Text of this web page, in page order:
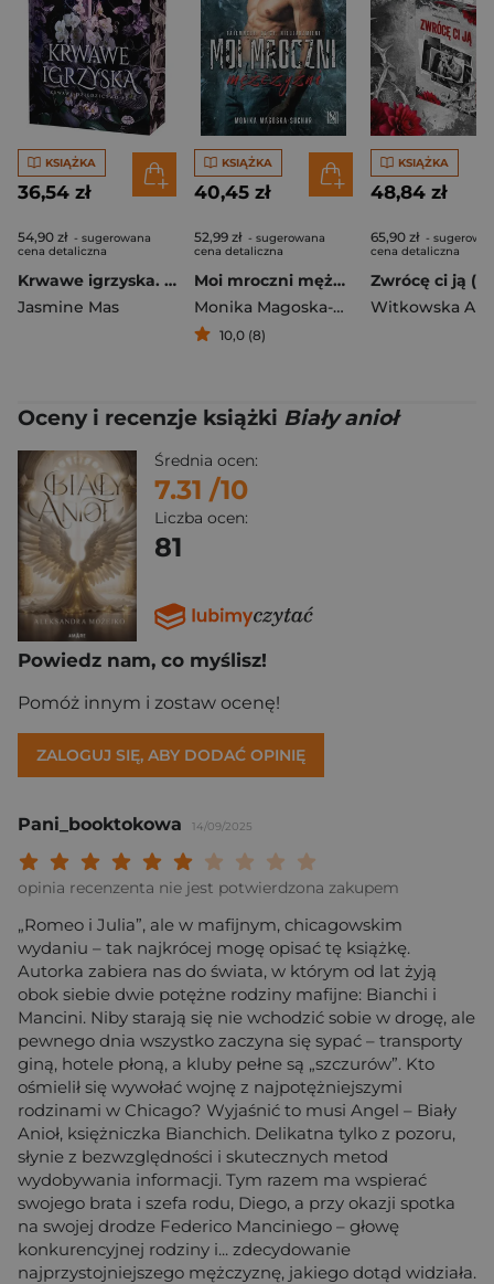
KSIĄŻKA
36,54 zł
54,90 zł - sugerowana
cena detaliczna
Krwawe igrzyska. Krwawe dziedzictwo. Tom 2
Jasmine Mas
KSIĄŻKA
40,45 zł
52,99 zł - sugerowana
cena detaliczna
Moi mroczni mężczyźni
Monika Magoska-Suchar
10,0 (8)
KSIĄŻKA
48,84 zł
65,90 zł -
cena detaliczna
Oceny i recenzje książki Biały anioł
Średnia ocen:
7.31 /10
Liczba ocen:
81
Powiedz nam, co myślisz!
Pomóż innym i zostaw ocenę!
ZALOGUJ SIĘ, ABY DODAĆ OPINIĘ
Pani_booktokowa 14/09/2025
Twoja ocena:
Twoja ocena: Wybitna 9/
Twoja ocena: Rewelacyjna 8/
Twoja ocena: Bardzo dobra 7/10"
Twoja ocena: Dobra 6/10"
Twoja ocena: Przeciętna 5/10"
Twoja ocena: Może być 4/10"
Twoja ocena: Słaba 3/10"
Twoja ocena: Bardzo słaba 2/10"
Twoja ocena: Beznadziejna 1/10"
opinia recenzenta nie jest potwierdzona zakupem
„Romeo i Julia”, ale w mafijnym, chicagowskim
wydaniu – tak najkrócej mogę opisać tę książkę.
Autorka zabiera nas do świata, w którym od lat żyją
obok siebie dwie potężne rodziny mafijne: Bianchi i
Mancini. Niby starają się nie wchodzić sobie w drogę, ale
pewnego dnia wszystko zaczyna się sypać – transporty
giną, hotele płoną, a kluby pełne są „szczurów”. Kto
ośmielił się wywołać wojnę z najpotężniejszymi
rodzinami w Chicago? Wyjaśnić to musi Angel – Biały
Anioł, księżniczka Bianchich. Delikatna tylko z pozoru,
słynie z bezwzględności i skutecznych metod
wydobywania informacji. Tym razem ma wspierać
swojego brata i szefa rodu, Diego, a przy okazji spotka
na swojej drodze Federico Manciniego – głowę
konkurencyjnej rodziny i... zdecydowanie
najprzystojniejszego mężczyznę, jakiego dotąd widziała.